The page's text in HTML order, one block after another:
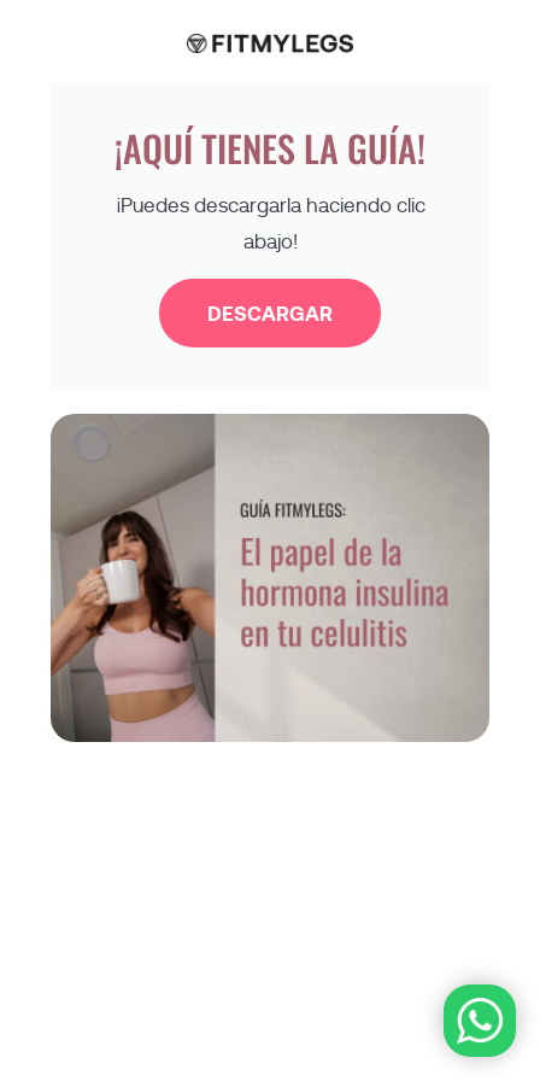
¡AQUÍ TIENES LA GUÍA!
¡Puedes descargarla haciendo clic
abajo!
DESCARGAR